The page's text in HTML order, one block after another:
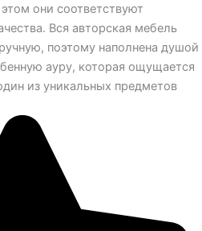
они соответствуют
Вся авторская мебель
поэтому наполнена душой
ауру, которая ощущается
из уникальных предметов